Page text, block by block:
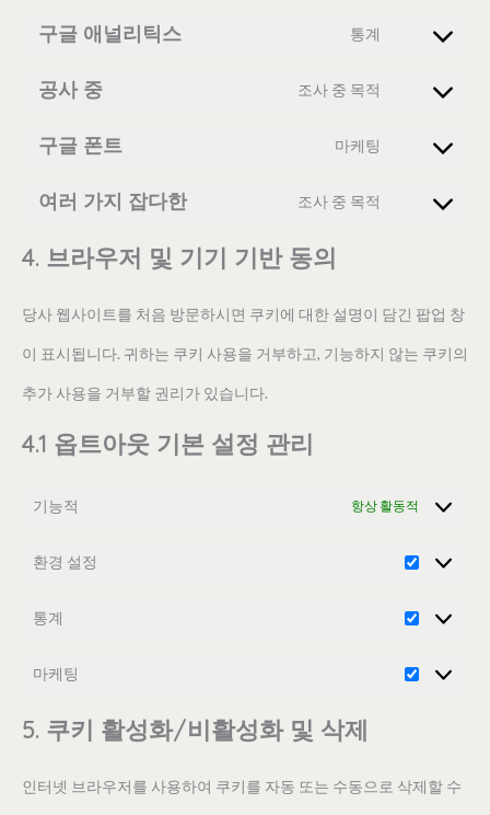
구글 애널리틱스 통계
공사 중 조사 중 목적
구글 폰트 마케팅
여러 가지 잡다한 조사 중 목적
4. 브라우저 및 기기 기반 동의
당사 웹사이트를 처음 방문하시면 쿠키에 대한 설명이 담긴 팝업 창
이 표시됩니다. 귀하는 쿠키 사용을 거부하고, 기능하지 않는 쿠키의
추가 사용을 거부할 권리가 있습니다.
4.1 옵트아웃 기본 설정 관리
기능적 항상 활동적
환경 설정
통계
마케팅
5. 쿠키 활성화/비활성화 및 삭제
인터넷 브라우저를 사용하여 쿠키를 자동 또는 수동으로 삭제할 수